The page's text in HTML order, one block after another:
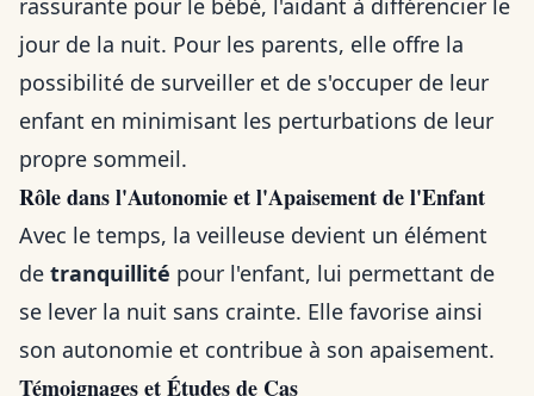
rassurante pour le bébé, l'aidant à différencier le
jour de la nuit. Pour les parents, elle offre la
possibilité de surveiller et de s'occuper de leur
enfant en minimisant les perturbations de leur
propre sommeil.
Rôle dans l'Autonomie et l'Apaisement de l'Enfant
Avec le temps, la veilleuse devient un élément
de tranquillité pour l'enfant, lui permettant de
se lever la nuit sans crainte. Elle favorise ainsi
son autonomie et contribue à son apaisement.
Témoignages et Études de Cas